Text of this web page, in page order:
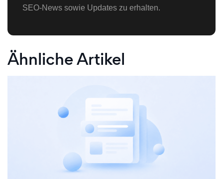
SEO-News sowie Updates zu erhalten.
Ähnliche Artikel